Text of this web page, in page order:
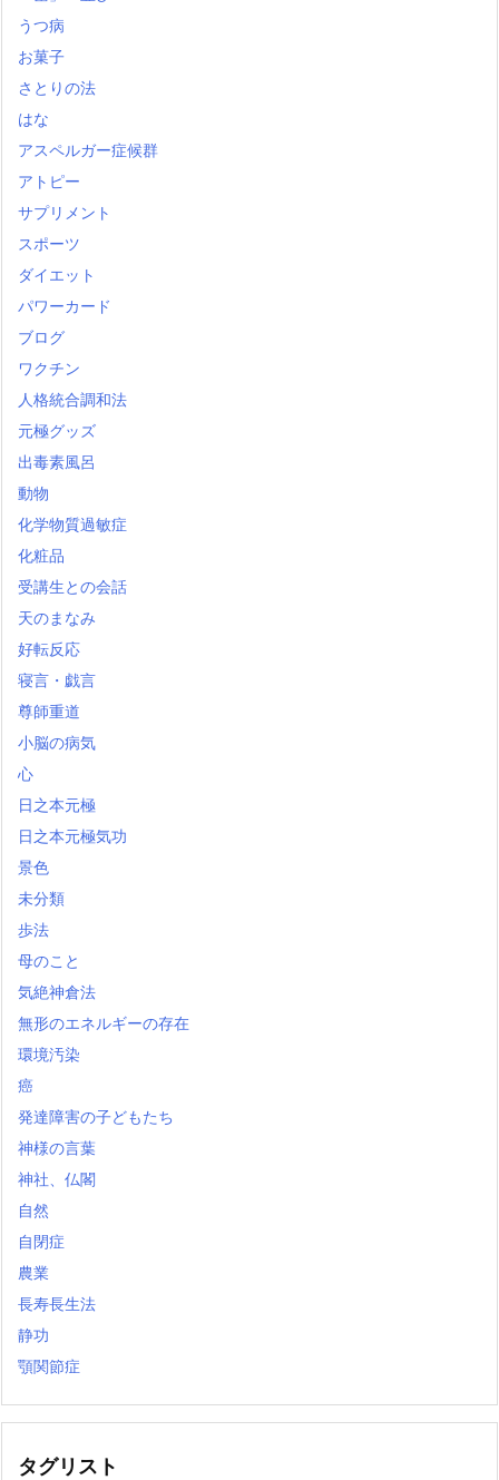
うつ病
お菓子
さとりの法
はな
アスペルガー症候群
アトピー
サプリメント
スポーツ
ダイエット
パワーカード
ブログ
ワクチン
人格統合調和法
元極グッズ
出毒素風呂
動物
化学物質過敏症
化粧品
受講生との会話
天のまなみ
好転反応
寝言・戯言
尊師重道
小脳の病気
心
日之本元極
日之本元極気功
景色
未分類
歩法
母のこと
気絶神倉法
無形のエネルギーの存在
環境汚染
癌
発達障害の子どもたち
神様の言葉
神社、仏閣
自然
自閉症
農業
長寿長生法
静功
顎関節症
タグリスト